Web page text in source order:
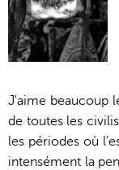
J'aime beaucoup
de toutes les
les périodes où
intensément la